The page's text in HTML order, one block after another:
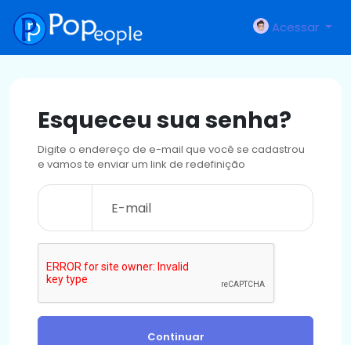
Acessar
Esqueceu sua senha?
Digite o endereço de e-mail que você se cadastrou
e vamos te enviar um link de redefinição
Continuar